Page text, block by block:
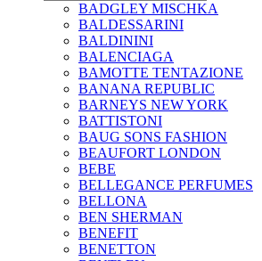
BADGLEY MISCHKA
BALDESSARINI
BALDININI
BALENCIAGA
BAMOTTE TENTAZIONE
BANANA REPUBLIC
BARNEYS NEW YORK
BATTISTONI
BAUG SONS FASHION
BEAUFORT LONDON
BEBE
BELLEGANCE PERFUMES
BELLONA
BEN SHERMAN
BENEFIT
BENETTON